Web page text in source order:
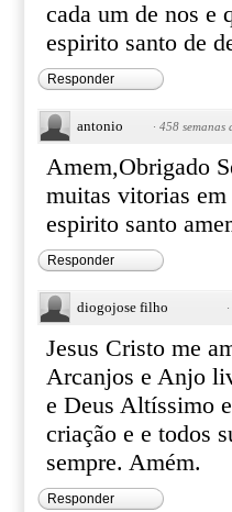
cada um de nos e
espirito santo de
Responder
antonio · 458 semanas
Amem,Obrigado
muitas vitorias
espirito santo
Responder
diogojose filho ·
Jesus Cristo me
Arcanjos e Anjo
e Deus Altíssimo
criação e e todos
sempre. Amém.
Responder